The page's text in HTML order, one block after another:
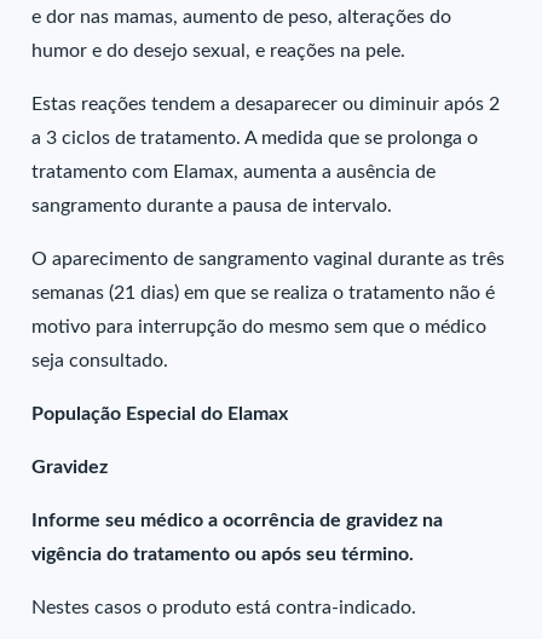
e dor nas mamas, aumento de peso, alterações do
humor e do desejo sexual, e reações na pele.
Estas reações tendem a desaparecer ou diminuir após 2
a 3 ciclos de tratamento. A medida que se prolonga o
tratamento com Elamax, aumenta a ausência de
sangramento durante a pausa de intervalo.
O aparecimento de sangramento vaginal durante as três
semanas (21 dias) em que se realiza o tratamento não é
motivo para interrupção do mesmo sem que o médico
seja consultado.
População Especial do Elamax
Gravidez
Informe seu médico a ocorrência de gravidez na
vigência do tratamento ou após seu término.
Nestes casos o produto está contra-indicado.